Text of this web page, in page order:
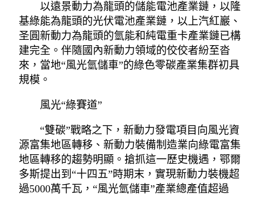
以遠景動力為龍頭的儲能電池產業鏈，以隆
基綠能為龍頭的光伏電池產業鏈，以上汽紅巖、
圣圓新動力為龍頭的氫能和純電重卡產業鏈已構
建完全。伴隨國內新動力領域的佼佼者紛至沓
來，當地“風光氫儲車”的綠色零碳產業集群初具
規模。
風光“綠賽道”
“雙碳”戰略之下，新動力發電項目向風光資
源富集地區轉移、新動力裝備制造業向綠電富集
地區轉移的趨勢明顯。搶抓這一歷史機遇，鄂爾
多斯提出到“十四五”時期末，實現新動力裝機超
過5000萬千瓦，“風光氫儲車”產業總產值超過